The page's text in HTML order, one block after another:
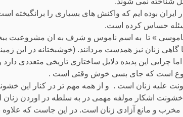
بوده ایم که واکنش های بسیاری را برانگیخته
حساس کرده است.
» تا به اسم ناموس و شرف به ان مشروعیت
گاهی زنان نیز همدست مردانند. (خوشبختانه در این
چرایی این پدیده دلایل ساختاری تاریخی متعددی
است که جای بسی خوش وقتی است .
علیه زنان است . و از همه مهم تر در کنار این
اشکار مولفه مهمی در به سلطه در اوردن زنان
مخرب و مانع آزادی زنان است. در این جاست که